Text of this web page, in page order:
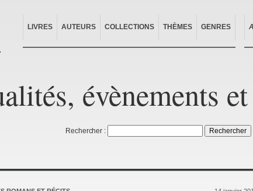
LIVRES AUTEURS COLLECTIONS THÈMES GENRES
évènements
Rechercher :